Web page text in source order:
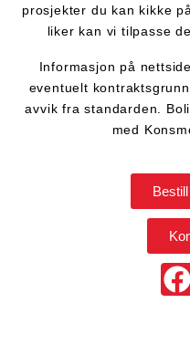
prosjekter du kan kikke
liker kan vi tilpasse
Informasjon på
eventuelt
avvik fra standarden.
med